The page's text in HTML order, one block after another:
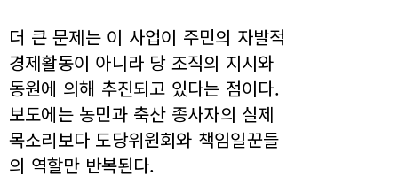
더 큰 문제는 이 사업이 주민의 자발적
경제활동이 아니라 당 조직의 지시와
동원에 의해 추진되고 있다는 점이다.
보도에는 농민과 축산 종사자의 실제
목소리보다 도당위원회와 책임일꾼들
의 역할만 반복된다.